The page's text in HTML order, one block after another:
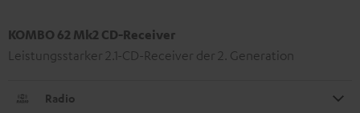
KOMBO 62 Mk2 CD-Receiver
Leistungsstarker 2.1-CD-Receiver der 2. Generation
Radio